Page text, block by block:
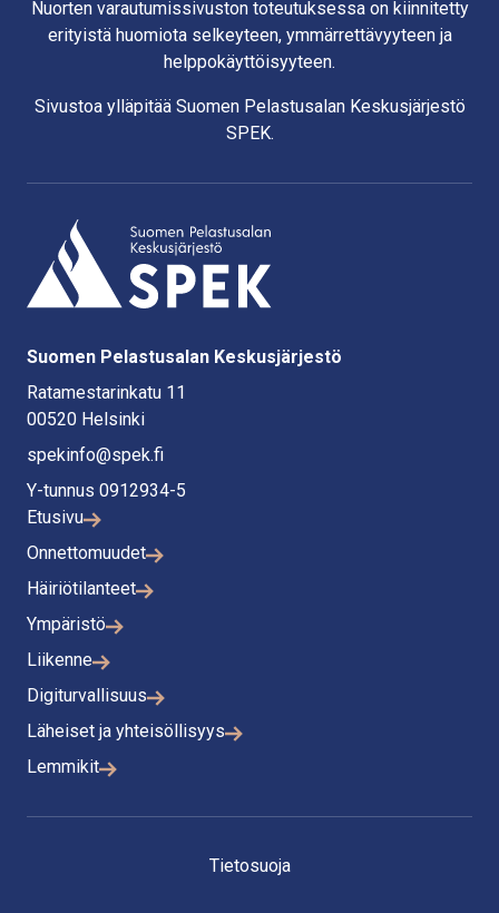
Nuorten varautumissivuston toteutuksessa on kiinnitetty
erityistä huomiota selkeyteen, ymmärrettävyyteen ja
helppokäyttöisyyteen.
Sivustoa ylläpitää Suomen Pelastusalan Keskusjärjestö
SPEK.
Suomen Pelastusalan Keskusjärjestö
Ratamestarinkatu 11
00520 Helsinki
spekinfo@spek.fi
Y-tunnus 0912934-5
Etusivu
Onnettomuudet
Häiriötilanteet
Ympäristö
Liikenne
Digiturvallisuus
Läheiset ja yhteisöllisyys
Lemmikit
Tietosuoja